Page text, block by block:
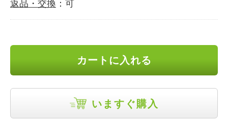
返品・交換 ：可
カートに入れる
いますぐ購入